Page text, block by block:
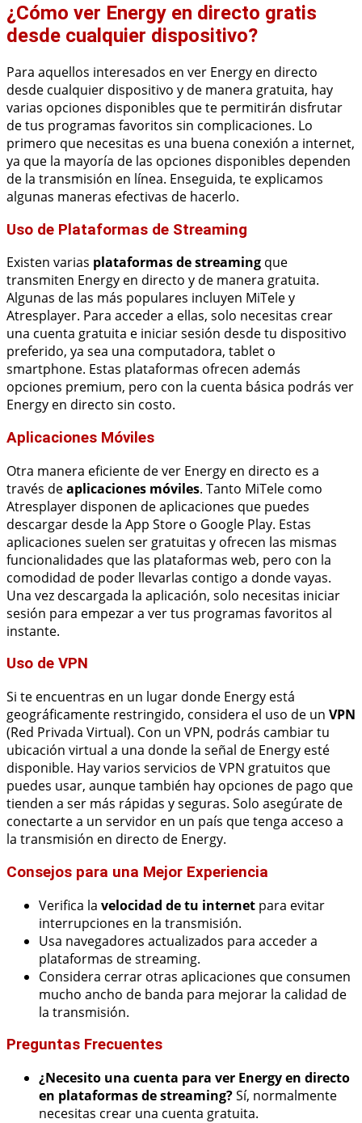
¿Cómo ver Energy en directo gratis
desde cualquier dispositivo?
Para aquellos interesados en ver Energy en directo
desde cualquier dispositivo y de manera gratuita, hay
varias opciones disponibles que te permitirán disfrutar
de tus programas favoritos sin complicaciones. Lo
primero que necesitas es una buena conexión a internet,
ya que la mayoría de las opciones disponibles dependen
de la transmisión en línea. Enseguida, te explicamos
algunas maneras efectivas de hacerlo.
Uso de Plataformas de Streaming
Existen varias plataformas de streaming que
transmiten Energy en directo y de manera gratuita.
Algunas de las más populares incluyen MiTele y
Atresplayer. Para acceder a ellas, solo necesitas crear
una cuenta gratuita e iniciar sesión desde tu dispositivo
preferido, ya sea una computadora, tablet o
smartphone. Estas plataformas ofrecen además
opciones premium, pero con la cuenta básica podrás ver
Energy en directo sin costo.
Aplicaciones Móviles
Otra manera eficiente de ver Energy en directo es a
través deaplicaciones móviles. Tanto MiTele como
Atresplayer disponen de aplicaciones que puedes
descargar desde la App Store o Google Play. Estas
aplicaciones suelen ser gratuitas y ofrecen las mismas
funcionalidades que las plataformas web, pero con la
comodidad de poder llevarlas contigo a donde vayas.
Una vez descargada la aplicación, solo necesitas iniciar
sesión para empezar a ver tus programas favoritos al
instante.
Uso de VPN
Si te encuentras en un lugar donde Energy está
geográficamente restringido, considera el uso de un VPN
(Red Privada Virtual). Con un VPN, podrás cambiar tu
ubicación virtual a una donde la señal de Energy esté
disponible. Hay varios servicios de VPN gratuitos que
puedes usar, aunque también hay opciones de pago que
tienden a ser más rápidas y seguras. Solo asegúrate de
conectarte a un servidor en un país que tenga acceso a
la transmisión en directo de Energy.
Consejos para una Mejor Experiencia
Verifica la velocidad de tu internet para evitar
interrupciones en la transmisión.
Usa navegadores actualizados para acceder a
plataformas de streaming.
Considera cerrar otras aplicaciones que consumen
mucho ancho de banda para mejorar la calidad de
la transmisión.
Preguntas Frecuentes
¿Necesito una cuenta para ver Energy en directo
en plataformas de streaming?Sí, normalmente
necesitas crear una cuenta gratuita.